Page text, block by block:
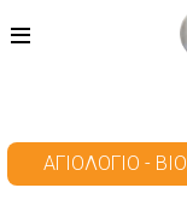
ΑΓΙΟΛΌΓΙΟ -